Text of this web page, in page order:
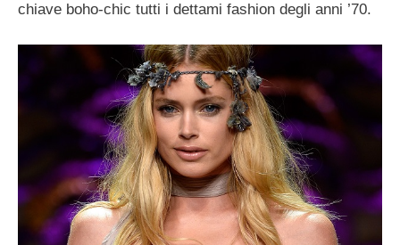
chiave boho-chic tutti i dettami fashion degli anni ’70.